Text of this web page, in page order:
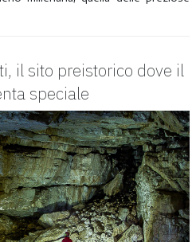
il sito preistorico dove il
speciale